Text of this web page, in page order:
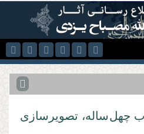
چهل ساله، تصویرسازی